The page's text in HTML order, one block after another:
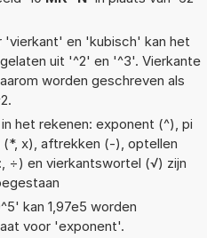
'vierkant' en 'kubisch' kan het
uit '^2' en '^3'. Vierkante
worden geschreven als
het rekenen: exponent (^), pi
(*, x), aftrekken (-), optellen
÷) en vierkantswortel (√) zijn
kan 1,97e5 worden
voor 'exponent'.